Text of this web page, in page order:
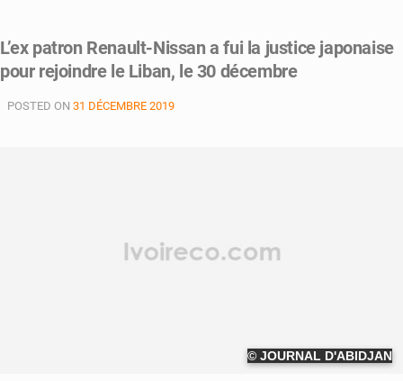
L’ex patron Renault-Nissan a fui la justice japonaise
pour rejoindre le Liban, le 30 décembre
POSTED ON 31 DÉCEMBRE 2019
© JOURNAL D'ABIDJAN